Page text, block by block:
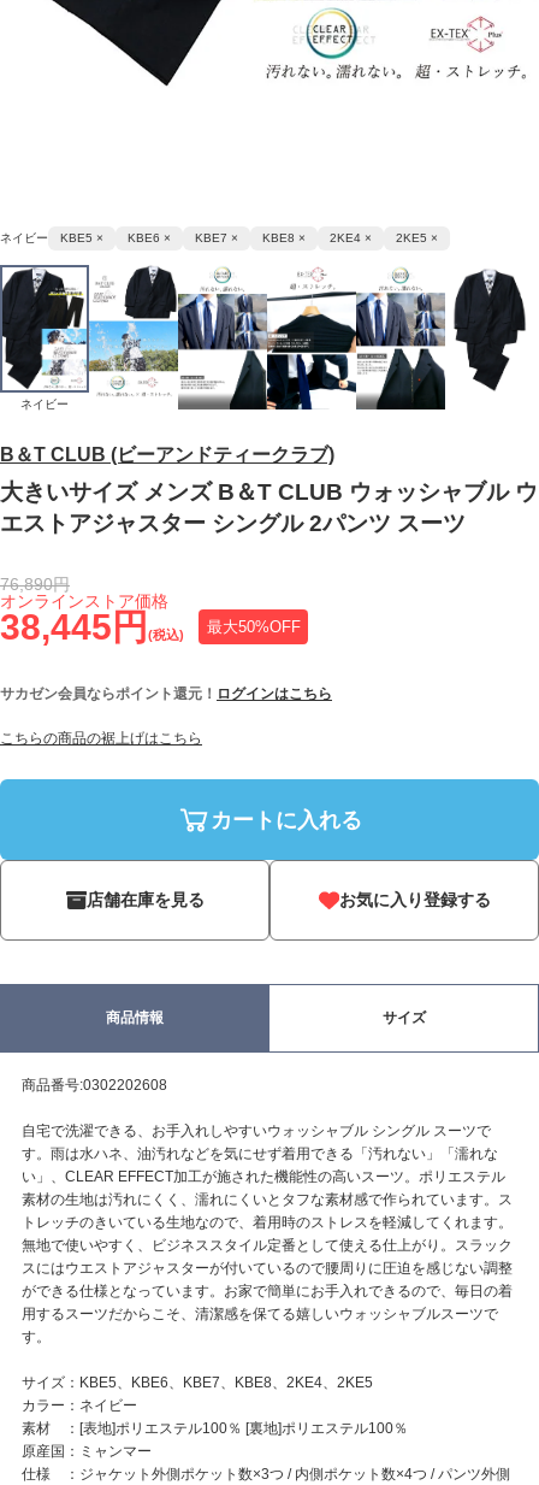
B＆T CLUB (ビーアンドティークラブ)
大きいサイズ メンズ B＆T CLUB ウォッシャブル ウ
エストアジャスター シングル 2パンツ スーツ
38,445円 (税込) 最大50%OFF
オンラインストア価格
76,890円
サカゼン会員ならポイント還元！ ログインはこちら
こちらの商品の裾上げはこちら
カートに入れる
店舗在庫を見る お気に入り登録する
ネイビー KBE5 × KBE6 × KBE7 × KBE8 × 2KE4 × 2KE5 ×
ネイビー
商品情報 サイズ
商品番号:0302202608
自宅で洗濯できる、お手入れしやすいウォッシャブル シングル スーツで
す。雨は水ハネ、油汚れなどを気にせず着用できる「汚れない」「濡れな
い」、CLEAR EFFECT加工が施された機能性の高いスーツ。ポリエステル
素材の生地は汚れにくく、濡れにくいとタフな素材感で作られています。ス
トレッチのきいている生地なので、着用時のストレスを軽減してくれます。
無地で使いやすく、ビジネススタイル定番として使える仕上がり。スラック
スにはウエストアジャスターが付いているので腰周りに圧迫を感じない調整
ができる仕様となっています。お家で簡単にお手入れできるので、毎日の着
用するスーツだからこそ、清潔感を保てる嬉しいウォッシャブルスーツで
す。
サイズ：KBE5、KBE6、KBE7、KBE8、2KE4、2KE5
カラー：ネイビー
素材 ：[表地]ポリエステル100％ [裏地]ポリエステル100％
原産国：ミャンマー
仕様 ：ジャケット外側ポケット数×3つ / 内側ポケット数×4つ / パンツ外側